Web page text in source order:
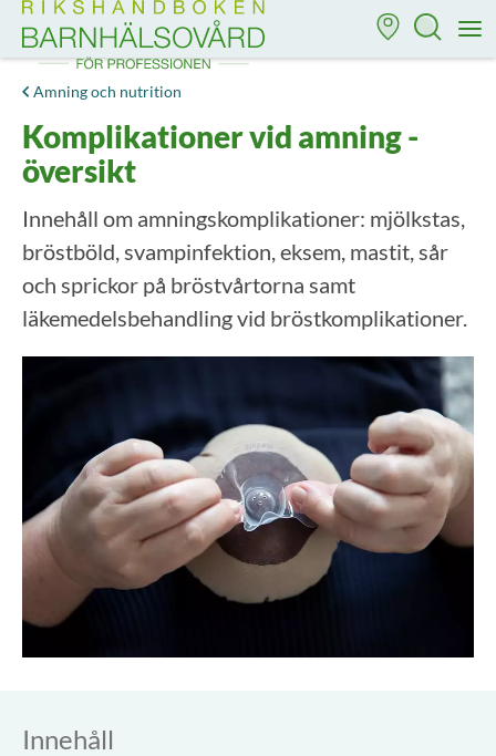
Till startsidan för Rikshandboken i barnhälsovård
Amning och nutrition
Komplikationer vid amning -
översikt
Innehåll om amningskomplikationer: mjölkstas,
bröstböld, svampinfektion, eksem, mastit, sår
och sprickor på bröstvårtorna samt
läkemedelsbehandling vid bröstkomplikationer.
Innehåll